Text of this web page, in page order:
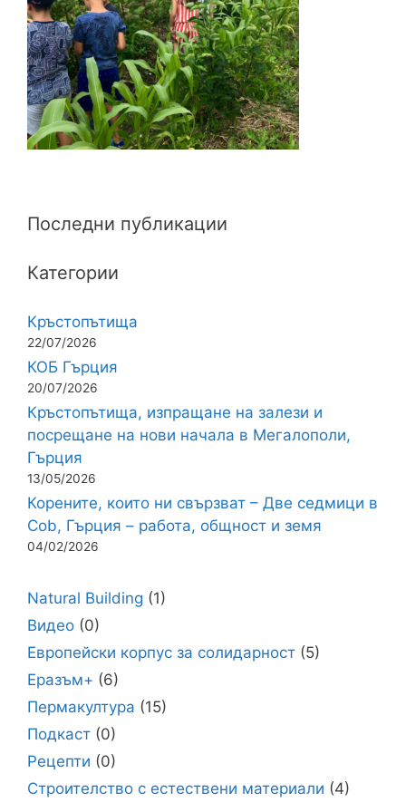
Последни публикации
Категории
Кръстопътища
22/07/2026
КОБ Гърция
20/07/2026
Кръстопътища, изпращане на залези и
посрещане на нови начала в Мегалополи,
Гърция
13/05/2026
Корените, които ни свързват – Две седмици в
Cob, Гърция – работа, общност и земя
04/02/2026
Natural Building (1)
Видео (0)
Европейски корпус за солидарност (5)
Еразъм+ (6)
Пермакултура (15)
Подкаст (0)
Рецепти (0)
Строителство с естествени материали (4)